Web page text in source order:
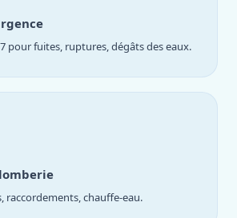
pour fuites, ruptures, dégâts des eaux.
raccordements, chauffe-eau.